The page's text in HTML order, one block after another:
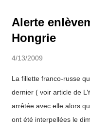
que l'ensemble des
décideurs européens,
Alerte
Hongrie
4/13/2009
La fillette franco-russe
dernier ( voir article de
arrêtée avec elle alors
ont été interpellées le